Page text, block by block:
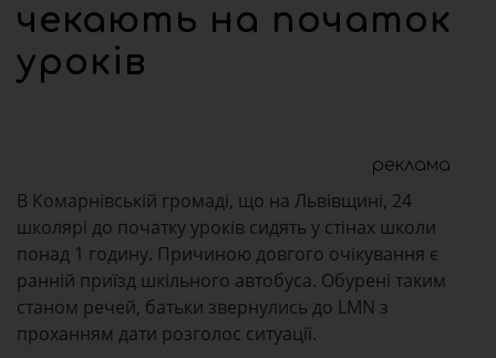
чекають на початок
уроків
реклама
В Комарнівській громаді, що на Львівщині, 24
школярі до початку уроків сидять у стінах школи
понад 1 годину. Причиною довгого очікування є
ранній приїзд шкільного автобуса. Обурені таким
станом речей, батьки звернулись до LMN з
проханням дати розголос ситуації.